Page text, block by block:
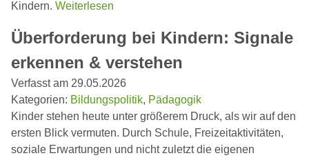
Kindern. Weiterlesen
Überforderung bei Kindern: Signale
erkennen & verstehen
Verfasst am 29.05.2026
Kategorien: Bildungspolitik, Pädagogik
Kinder stehen heute unter größerem Druck, als wir auf den
ersten Blick vermuten. Durch Schule, Freizeitaktivitäten,
soziale Erwartungen und nicht zuletzt die eigenen